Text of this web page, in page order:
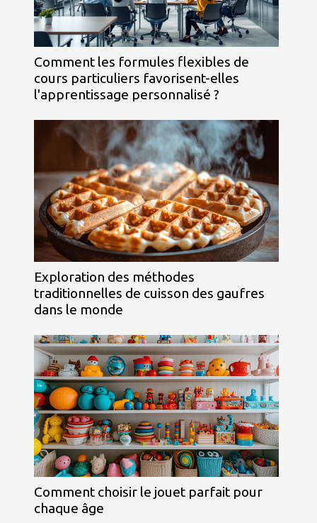
Comment les formules flexibles de
cours particuliers favorisent-elles
l'apprentissage personnalisé ?
Exploration des méthodes
traditionnelles de cuisson des gaufres
dans le monde
Comment choisir le jouet parfait pour
chaque âge